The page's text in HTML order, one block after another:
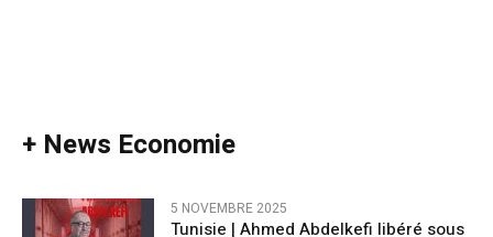
+ News Economie
5 NOVEMBRE 2025
Tunisie | Ahmed Abdelkefi libéré sous